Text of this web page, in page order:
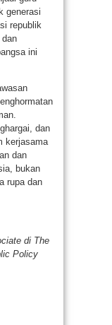
generasi
republik
ini
dan
kerjasama
dan
bukan
rupa dan
di The
Policy